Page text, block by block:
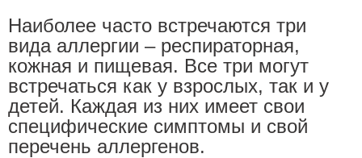
Наиболее часто встречаются три
вида аллергии – респираторная,
кожная и пищевая. Все три могут
встречаться как у взрослых, так и у
детей. Каждая из них имеет свои
специфические симптомы и свой
перечень аллергенов.